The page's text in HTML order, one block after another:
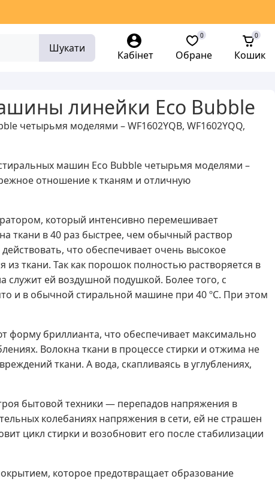
Шукати
Кабінет Обране
0
Кошик
0
линейки Еco Bubble
четырьмя моделями – WF1602YQB, WF1602YQQ,
машин Eco Bubble четырьмя моделями –
отношение к тканям и отличную
который интенсивно перемешивает
ткани в 40 раз быстрее, чем обычный раствор
что обеспечивает очень высокое
ткани. Так как порошок полностью растворяется в
служит ей воздушной подушкой. Более того, с
и в обычной стиральной машине при 40 ºC. При этом
форму бриллианта, что обеспечивает максимально
Волокна ткани в процессе стирки и отжима не
ткани. А вода, скапливаясь в углублениях,
бытовой техники — перепадов напряжения в
колебаниях напряжения в сети, ей не страшен
цикл стирки и возобновит его после стабилизации
которое предотвращает образование